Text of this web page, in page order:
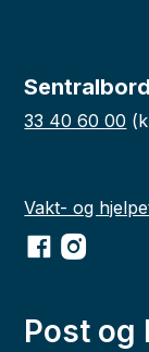
Sentralbord
33 40 60 00
Vakt- og
Facebook
Instagram
Post og